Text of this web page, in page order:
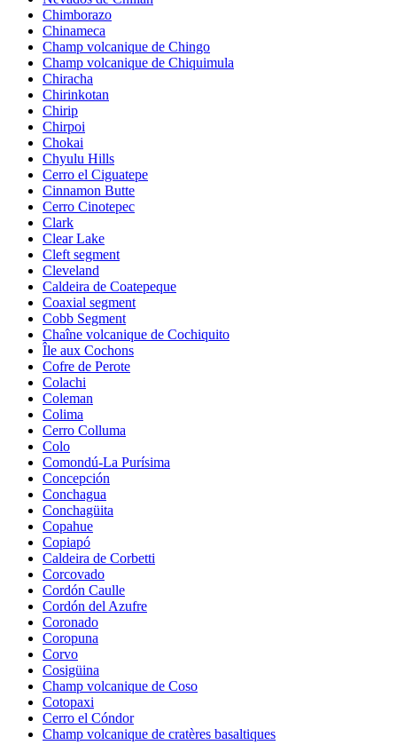
Chimborazo
Chinameca
Champ volcanique de Chingo
Champ volcanique de Chiquimula
Chiracha
Chirinkotan
Chirip
Chirpoi
Chokai
Chyulu Hills
Cerro el Ciguatepe
Cinnamon Butte
Cerro Cinotepec
Clark
Clear Lake
Cleft segment
Cleveland
Caldeira de Coatepeque
Coaxial segment
Cobb Segment
Chaîne volcanique de Cochiquito
Île aux Cochons
Cofre de Perote
Colachi
Coleman
Colima
Cerro Colluma
Colo
Comondú-La Purísima
Concepción
Conchagua
Conchagüita
Copahue
Copiapó
Caldeira de Corbetti
Corcovado
Cordón Caulle
Cordón del Azufre
Coronado
Coropuna
Corvo
Cosigüina
Champ volcanique de Coso
Cotopaxi
Cerro el Cóndor
Champ volcanique de cratères basaltiques